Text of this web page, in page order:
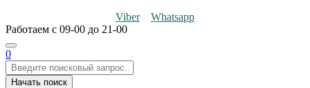
Viber
Whatsapp
Работаем с 09-00 до 21-00
0
Начать поиск